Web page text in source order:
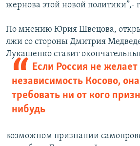
жернова этой новой политики”,-
По мнению Юрия Швецова,
лжи со стороны Дмитрия
Лукашенко ставит
Если Россия не
независимость Косово,
требовать ни от кого
нибудь
возможном признании